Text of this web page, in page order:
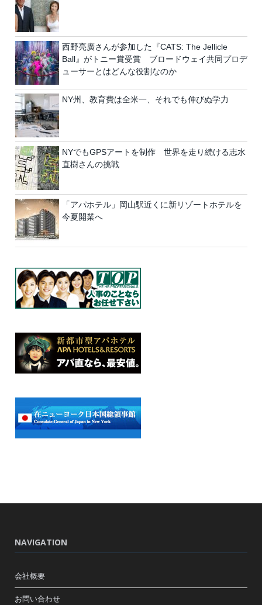
西野亮廣さんが参加した『CATS: The Jellicle
Ball』がトニー賞受賞 ブロードウェイ共同プロデ
ューサーとはどんな役割なのか
NY州、教育費は全米一、それでも伸びぬ学力
NYでもGPSアートを制作 世界を走り続ける志水
直樹さんの挑戦
「アパホテル」岡山駅近くに新リゾートホテルを
今夏開業へ
NAVIGATION
会社概要
お問い合わせ